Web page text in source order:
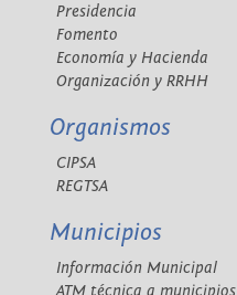
Presidencia
Fomento
Economía y Hacienda
Organización y RRHH
Organismos
CIPSA
REGTSA
Municipios
Información Municipal
ATM técnica a municipios